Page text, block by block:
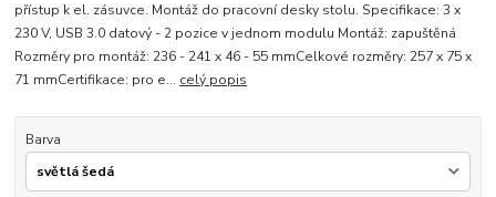
přístup k el. zásuvce. Montáž do pracovní desky stolu. Specifikace: 3 x
230 V, USB 3.0 datový - 2 pozice v jednom modulu Montáž: zapuštěná
Rozměry pro montáž: 236 - 241 x 46 - 55 mmCelkové rozměry: 257 x 75 x
71 mmCertifikace: pro e... celý popis
Barva